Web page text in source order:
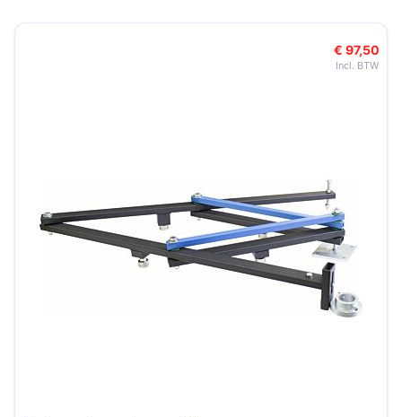
€ 97,50